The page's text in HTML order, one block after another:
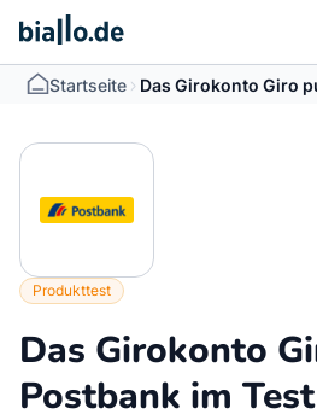
Startseite > Das Girokonto Giro
Produkttest
Das Girokonto
Postbank im Test